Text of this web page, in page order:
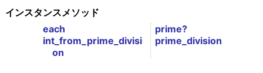
インスタンスメソッド
each
int_from_prime_divisi
on
prime?
prime_division